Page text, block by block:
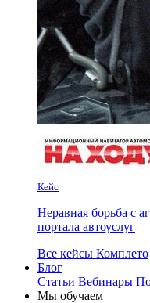
Кейс
Неравная борьба с
портала автоуслуг
Все кейсы Комплето
Блог
Статьи Вебинары
Мы обучаем